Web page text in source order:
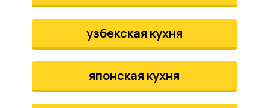
узбекская кухня
японская кухня